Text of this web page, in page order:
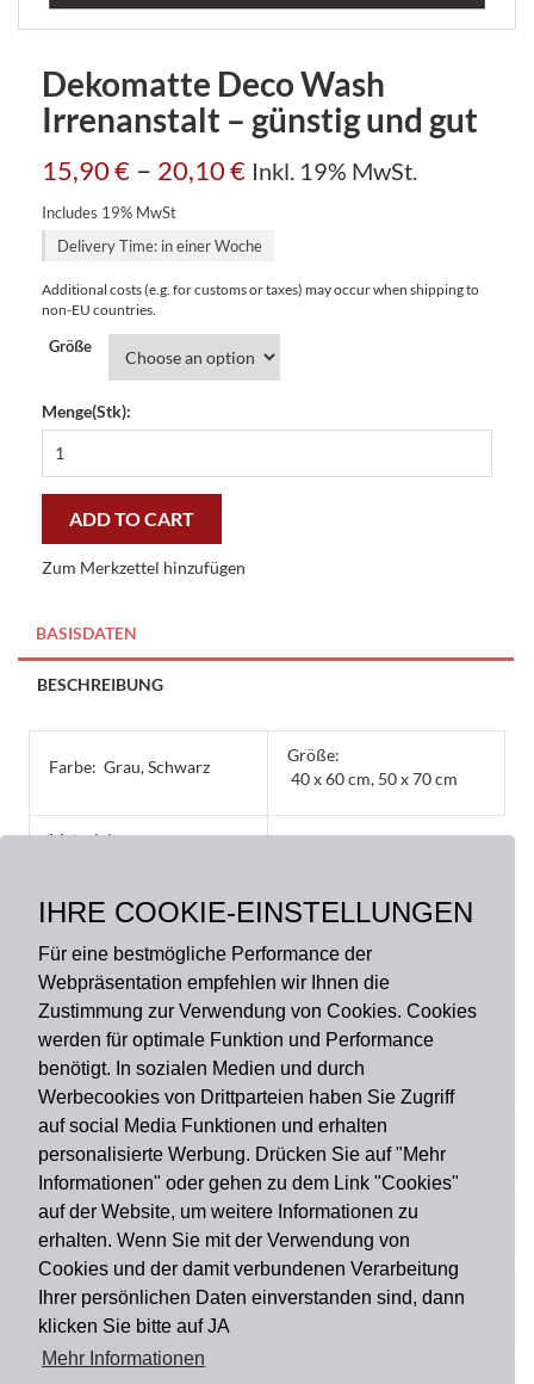
IHRE COOKIE-EINSTELLUNGEN
Für eine bestmögliche Performance der
Webpräsentation empfehlen wir Ihnen die
Zustimmung zur Verwendung von Cookies. Cookies
werden für optimale Funktion und Performance
benötigt. In sozialen Medien und durch
Werbecookies von Drittparteien haben Sie Zugriff
auf social Media Funktionen und erhalten
personalisierte Werbung. Drücken Sie auf "Mehr
Informationen" oder gehen zu dem Link "Cookies"
auf der Website, um weitere Informationen zu
erhalten. Wenn Sie mit der Verwendung von
Cookies und der damit verbundenen Verarbeitung
Ihrer persönlichen Daten einverstanden sind, dann
klicken Sie bitte auf JA
Mehr Informationen
Dekomatte Deco Wash
Irrenanstalt – günstig und gut
15,90€ – 20,10€ Inkl. 19% MwSt.
Includes 19% MwSt
Delivery Time: in einer Woche
Additional costs (e.g. for customs or taxes) may occur when shipping to
non-EU countries.
Größe
Menge(Stk):
Deco
Irrenanstalt
günstig
quantity
ADD TO CART
Zum Merkzettel hinzufügen
BASISDATEN
BESCHREIBUNG
Farbe: Grau, Schwarz
Größe:
40 x 60 cm, 50 x 70 cm
Material:
rutschfest
Zahlungsart
Versandart
Du findest uns auch auf
Informationen
Impressum Widerruf